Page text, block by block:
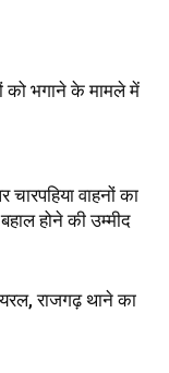
को भगाने के मामले में
वाहनों का
होने की उम्मीद
राजगढ़ थाने का